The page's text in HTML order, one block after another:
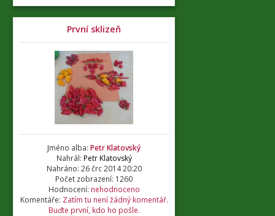
První sklizeň
Jméno alba: Petr Klatovský
Nahrál: Petr Klatovský
Nahráno: 26 črc 2014 20:20
Počet zobrazení: 1260
Hodnocení: nehodnoceno
Komentáře: Zatím tu není žádný komentář.
Buďte první, kdo ho pošle.